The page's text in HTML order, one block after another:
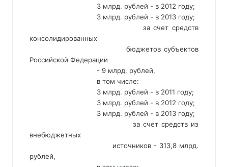
                                 3 млрд. рублей - в 2012 году;
                                 3 млрд. рублей - в 2013 году;
консолидированных
                                 бюджетов субъектов
Российской Федерации
                                 - 9 млрд. рублей,
                                 в том числе:
                                 3 млрд. рублей - в 2011 году;
                                 3 млрд. рублей - в 2012 году;
                                 3 млрд. рублей - в 2013 году;
внебюджетных
рублей,